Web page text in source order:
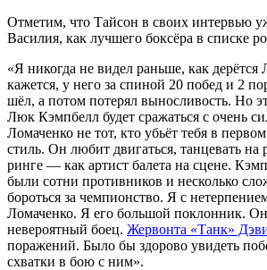
Отметим, что Тайсон в своих интервью
Василия, как лучшего боксёра в списке
«Я никогда не видел раньше, как
кажется, у него за спиной 20 побед и 2
шёл, а потом потерял выносливость. Но
Люк Кэмпбелл будет сражаться с очень
Ломаченко не тот, кто убьёт тебя в
стиль. Он любит двигаться, танцевать на
ринге — как артист балета на сцене.
были сотни противников и несколько
бороться за чемпионство. Я с
Ломаченко. Я его большой поклонник. Он
невероятный боец. Жервонта «Танк»
поражений. Было бы здорово увидеть
схватки в бою с ним».